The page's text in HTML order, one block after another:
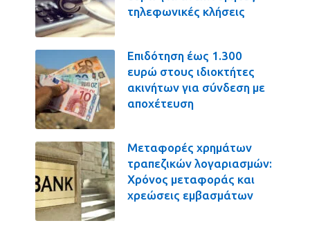
τηλεφωνικές κλήσεις
Επιδότηση έως 1.300
ευρώ στους ιδιοκτήτες
ακινήτων για σύνδεση με
αποχέτευση
Μεταφορές χρημάτων
τραπεζικών λογαριασμών:
Χρόνος μεταφοράς και
χρεώσεις εμβασμάτων